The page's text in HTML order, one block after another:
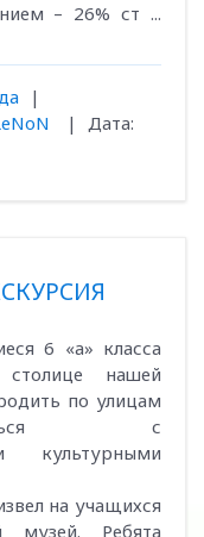
– 26% ст ...
|
|
Дата:
6 «а» класса
нашей
по улицам
с
культурными
на учащихся
музей. Ребята